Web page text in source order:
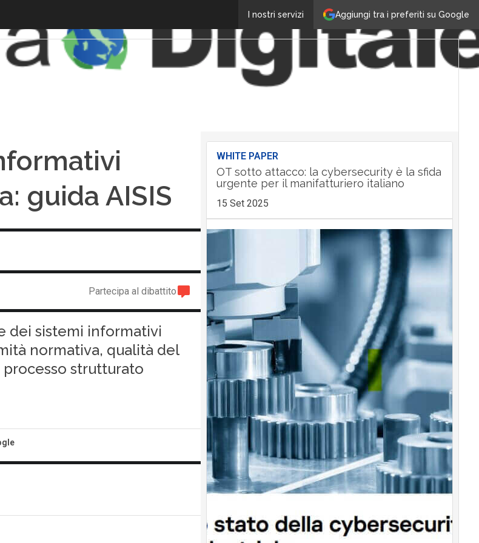
Aggiungi tra i preferiti su Google
I nostri servizi
guida AISIS
Partecipa al dibattito
dei sistemi informativi
normativa, qualità del
strutturato
WHITE PAPER
OT sotto attacco: la cybersecurity è la sfida
urgente per il manifatturiero italiano
15 Set 2025